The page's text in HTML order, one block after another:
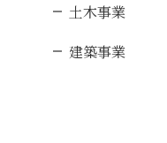
土木事業
建築事業